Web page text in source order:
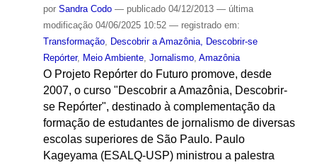
por Sandra Codo — publicado04/12/2013 — última
modificação04/06/2025 10:52 — registrado em:
Transformação, Descobrir a Amazônia, Descobrir-se
Repórter, Meio Ambiente, Jornalismo, Amazônia
O Projeto Repórter do Futuro promove, desde
2007, o curso "Descobrir a Amazônia, Descobrir-
se Repórter", destinado à complementação da
formação de estudantes de jornalismo de diversas
escolas superiores de São Paulo. Paulo
Kageyama (ESALQ-USP) ministrou a palestra